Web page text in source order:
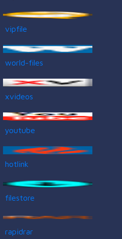
vipfile
world-files
xvideos
youtube
hotlink
filestore
rapidrar